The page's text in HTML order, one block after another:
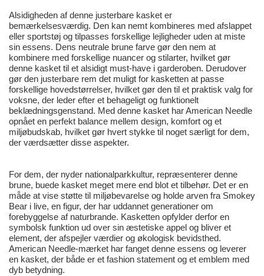
Alsidigheden af denne justerbare kasket er
bemærkelsesværdig. Den kan nemt kombineres med afslappet
eller sportstøj og tilpasses forskellige lejligheder uden at miste
sin essens. Dens neutrale brune farve gør den nem at
kombinere med forskellige nuancer og stilarter, hvilket gør
denne kasket til et alsidigt must-have i garderoben. Derudover
gør den justerbare rem det muligt for kasketten at passe
forskellige hovedstørrelser, hvilket gør den til et praktisk valg for
voksne, der leder efter et behageligt og funktionelt
beklædningsgenstand. Med denne kasket har American Needle
opnået en perfekt balance mellem design, komfort og et
miljøbudskab, hvilket gør hvert stykke til noget særligt for dem,
der værdsætter disse aspekter.
For dem, der nyder nationalparkkultur, repræsenterer denne
brune, buede kasket meget mere end blot et tilbehør. Det er en
måde at vise støtte til miljøbevarelse og holde arven fra Smokey
Bear i live, en figur, der har uddannet generationer om
forebyggelse af naturbrande. Kasketten opfylder derfor en
symbolsk funktion ud over sin æstetiske appel og bliver et
element, der afspejler værdier og økologisk bevidsthed.
American Needle-mærket har fanget denne essens og leverer
en kasket, der både er et fashion statement og et emblem med
dyb betydning.